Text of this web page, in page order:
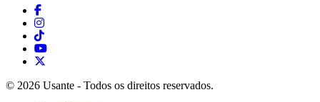
© 2026 Usante - Todos os direitos reservados.